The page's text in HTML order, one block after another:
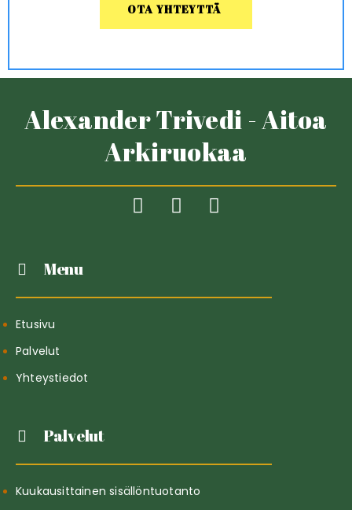
OTA YHTEYTTÄ
Alexander Trivedi - Aitoa
Arkiruokaa
Menu
Etusivu
Palvelut
Yhteystiedot
Palvelut
Kuukausittainen sisällöntuotanto